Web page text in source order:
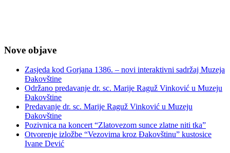
Nove objave
Zasjeda kod Gorjana 1386. – novi interaktivni sadržaj Muzeja
Đakovštine
Održano predavanje dr. sc. Marije Raguž Vinković u Muzeju
Đakovštine
Predavanje dr. sc. Marije Raguž Vinković u Muzeju
Đakovštine
Pozivnica na koncert “Zlatovezom sunce zlatne niti tka”
Otvorenje izložbe “Vezovima kroz Đakovštinu” kustosice
Ivane Dević